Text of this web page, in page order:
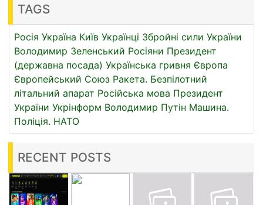
TAGS
Росія Україна Київ Українці Збройні сили України
Володимир Зеленський Росіяни Президент
(державна посада) Українська гривня Європа
Європейський Союз Ракета. Безпілотний
літальний апарат Російська мова Президент
України Укрінформ Володимир Путін Машина.
Поліція. НАТО
RECENT POSTS